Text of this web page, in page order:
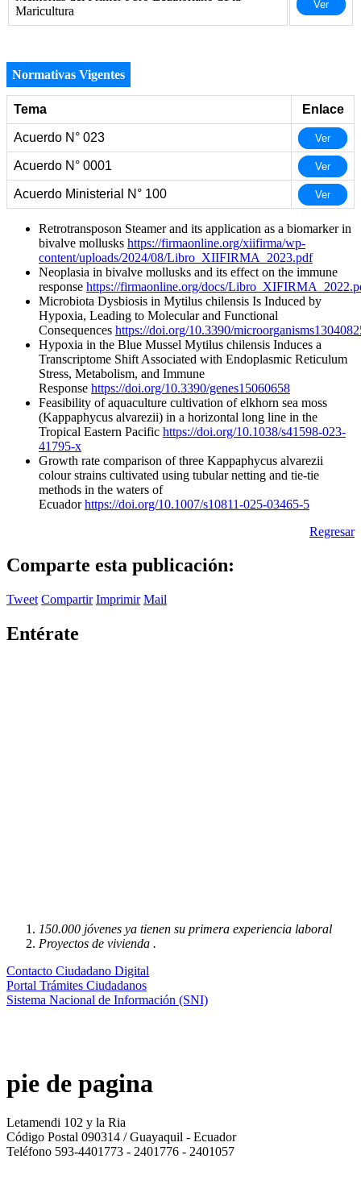
Maricultura
Ver
Normativas Vigentes
Tema Enlace
Acuerdo N° 023 Ver
Acuerdo N° 0001 Ver
Acuerdo Ministerial N° 100 Ver
Retrotransposon Steamer and its application as a biomarker in
bivalve mollusks https://firmaonline.org/xiifirma/wp-
content/uploads/2024/08/Libro_XIIFIRMA_2023.pdf
Neoplasia in bivalve mollusks and its effect on the immune
response https://firmaonline.org/docs/
Microbiota Dysbiosis in Mytilus chilensis Is Induced by
Hypoxia, Leading to Molecular and Functional
Consequences https://doi.org/10.3390/
Hypoxia in the Blue Mussel Mytilus chilensis Induces a
Transcriptome Shift Associated with Endoplasmic Reticulum
Stress, Metabolism, and Immune
Response https://doi.org/10.3390/genes15060658
Feasibility of aquaculture cultivation of elkhorn sea moss
(Kappaphycus alvarezii) in a horizontal long line in the
Tropical Eastern Pacific https://doi.org/10.1038/s41598-023-
41795-x
Growth rate comparison of three Kappaphycus alvarezii
colour strains cultivated using tubular netting and tie‑tie
methods in the waters of
Ecuadorhttps://doi.org/10.1007/s10811-025-03465-5
Regresar
Comparte esta publicación:
Tweet Compartir Imprimir Mail
Entérate
150.000 jóvenes ya tienen su primera experiencia laboral
Proyectos de vivienda .
Contacto Ciudadano Digital
Portal Trámites Ciudadanos
Sistema Nacional de Información (SNI)
pie de pagina
Letamendi 102 y la Ria
Código Postal 090314 / Guayaquil - Ecuador
Teléfono 593-4401773 - 2401776 - 2401057